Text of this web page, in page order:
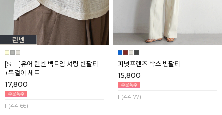
[SET]유어 린넨 백트임 셔링 반팔티
+목걸이 세트
17,800
F(44-66)
피넛프렌즈 박스 반팔티
15,800
F(44-77)